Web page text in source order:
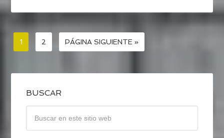
1 2 PÁGINA SIGUIENTE »
BUSCAR